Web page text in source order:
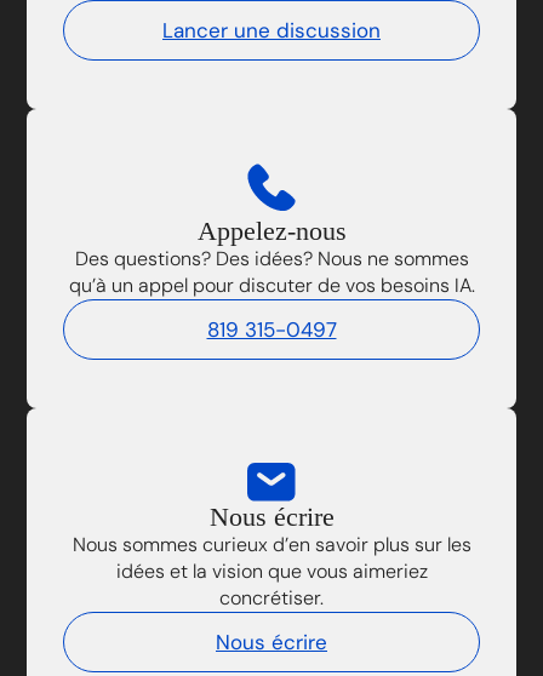
Lancer une discussion
Appelez-nous
Des questions? Des idées? Nous ne sommes
qu’à un appel pour discuter de vos besoins IA.
819 315-0497
Nous écrire
Nous sommes curieux d’en savoir plus sur les
idées et la vision que vous aimeriez
concrétiser.
Nous écrire